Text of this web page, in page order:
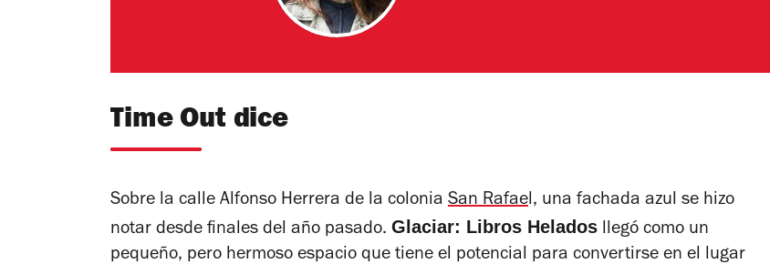
Time Out dice
Sobre la calle Alfonso Herrera de la colonia San Rafael, una fachada azul se hizo
notar desde finales del año pasado. Glaciar: Libros Helados llegó como un
pequeño, pero hermoso espacio que tiene el potencial para convertirse en el lugar